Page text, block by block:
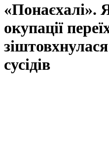
«Понаєхалі».
окупації
сусідів